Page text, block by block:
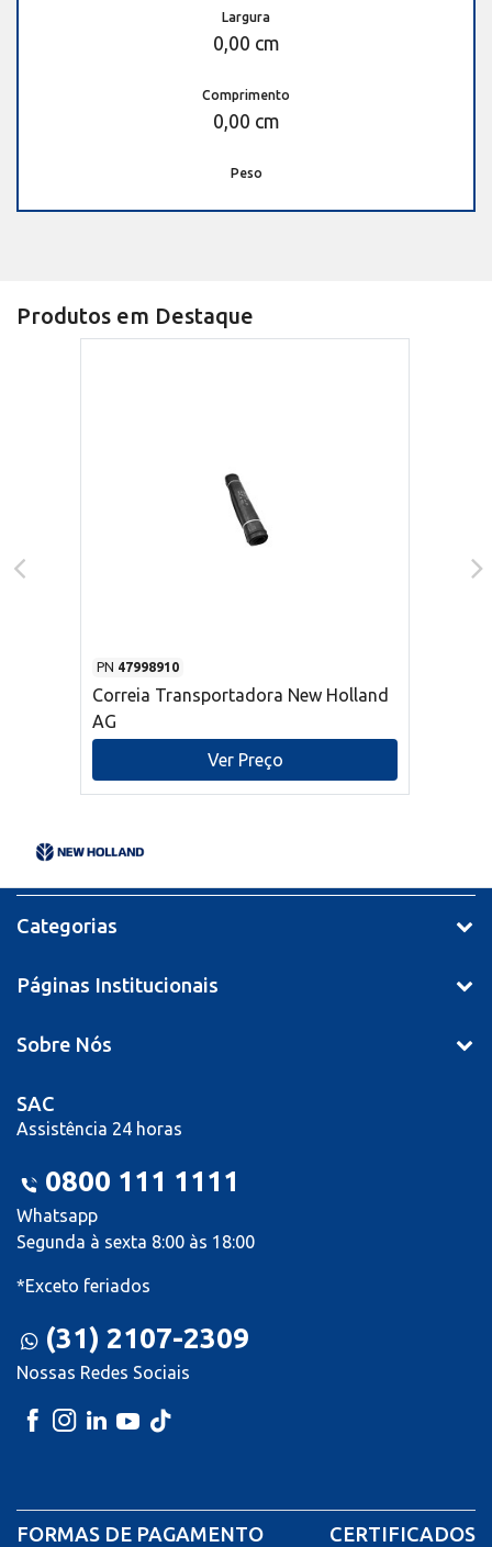
Largura
0,00 cm
Comprimento
0,00 cm
Peso
Produtos em Destaque
PN 47998910
Correia Transportadora New Holland
AG
Ver Preço
Categorias
Páginas Institucionais
Sobre Nós
SAC
Assistência 24 horas
0800 111 1111
Whatsapp
Segunda à sexta 8:00 às 18:00
*Exceto feriados
(31) 2107-2309
Nossas Redes Sociais
FORMAS DE PAGAMENTO CERTIFICADOS